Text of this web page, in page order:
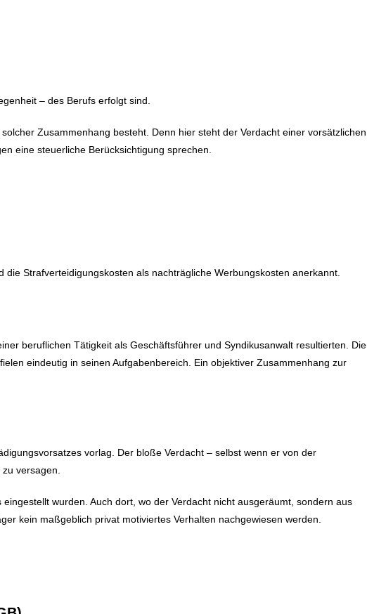
– des Berufs erfolgt sind.
Zusammenhang besteht. Denn hier steht der Verdacht einer vorsätzlichen
eine steuerliche Berücksichtigung sprechen.
Strafverteidigungskosten als nachträgliche Werbungskosten anerkannt.
beruflichen Tätigkeit als Geschäftsführer und Syndikusanwalt resultierten. Die
eindeutig in seinen Aufgabenbereich. Ein objektiver Zusammenhang zur
vorlag. Der bloße Verdacht – selbst wenn er von der
versagen.
wurden. Auch dort, wo der Verdacht nicht ausgeräumt, sondern aus
kein maßgeblich privat motiviertes Verhalten nachgewiesen werden.